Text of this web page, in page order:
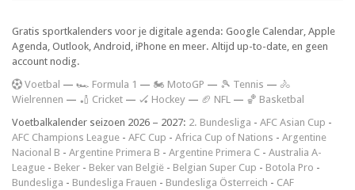
Gratis sportkalenders voor je digitale agenda: Google Calendar, Apple
Agenda, Outlook, Android, iPhone en meer. Altijd up-to-date, en geen
account nodig.
Voetbal — 🏎️ Formula 1 — 🏍 MotoGP — 🎾 Tennis — 🚴
Wielrennen — 🏏 Cricket — 🏑 Hockey — 🏈 NFL — 🏀 Basketbal
Voetbalkalender seizoen 2026 – 2027: 2. Bundesliga - AFC Asian Cup -
AFC Champions League - AFC Cup - Africa Cup of Nations - Argentine
Nacional B - Argentine Primera B - Argentine Primera C - Australia A-
League - Beker - Beker van België - Belgian Super Cup - Botola Pro -
Bundesliga - Bundesliga Frauen - Bundesliga Österreich - CAF